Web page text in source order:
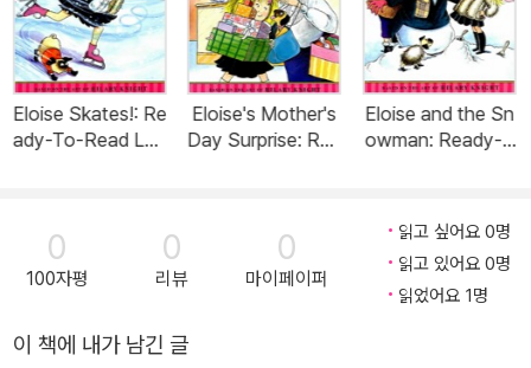
Eloise Skates!: Re
ady-To-Read Lev
Eloise's Mother's
Day Surprise: Rea
Eloise and the Sn
owman: Ready-T
0
100자평
0
리뷰
0
마이페이퍼
읽고 싶어요 0명
읽고 있어요 0명
읽었어요 1명
이 책에 내가 남긴 글